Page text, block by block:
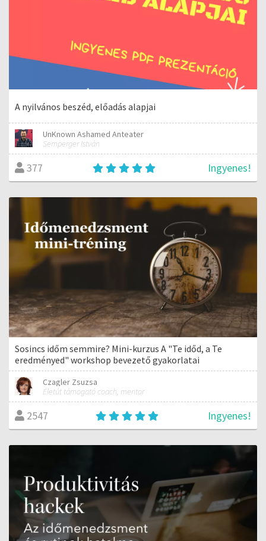
A nyilvános beszéd, előadás alapjai
UnKnown Ashamed Anteater
Semperger István
377 Ingyenes!
Sosincs időm semmire? Mini-kurzus A "Te időd, a Te
eredményed" workshop bevezető gyakorlatai
Czagler Zsuzsa
Életút támogató coach, mentor
2547 Ingyenes!